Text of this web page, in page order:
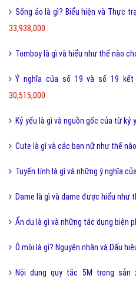
Sống ảo là gì? Biểu hiện và Thực
33,938,000
Tomboy là gì và hiểu như thế nào
Ý nghĩa của số 19 và số 19
30,515,000
Kỷ yếu là gì và nguồn gốc của từ kỷ
Cute là gì và các bạn nữ như thế
Tuyến tính là gì và những ý nghĩa
Dame là gì và dame được hiểu như
Ẩn dụ là gì và những tác dụng biện
Ô môi là gì? Nguyên nhân và Dấu
Nội dung quy tắc 5M trong sản